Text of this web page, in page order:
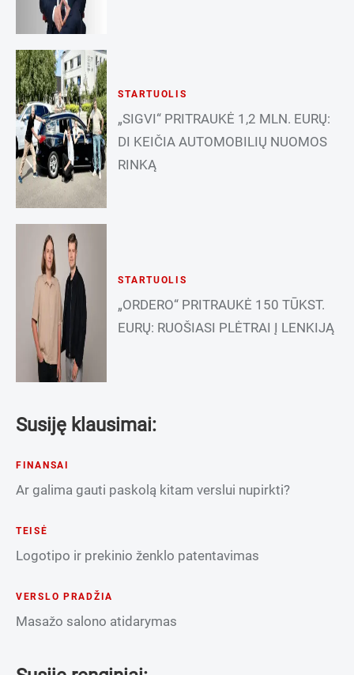
STARTUOLIS
„SIGVI“ PRITRAUKĖ 1,2 MLN. EURŲ:
DI KEIČIA AUTOMOBILIŲ NUOMOS
RINKĄ
STARTUOLIS
„ORDERO“ PRITRAUKĖ 150 TŪKST.
EURŲ: RUOŠIASI PLĖTRAI Į LENKIJĄ
Susiję klausimai:
FINANSAI
Ar galima gauti paskolą kitam verslui nupirkti?
TEISĖ
Logotipo ir prekinio ženklo patentavimas
VERSLO PRADŽIA
Masažo salono atidarymas